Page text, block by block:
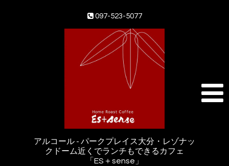
097-523-5077
アルコール - パークプレイス大分・レゾナッ
クドーム近くでランチもできるカフェ
「ES＋sense」